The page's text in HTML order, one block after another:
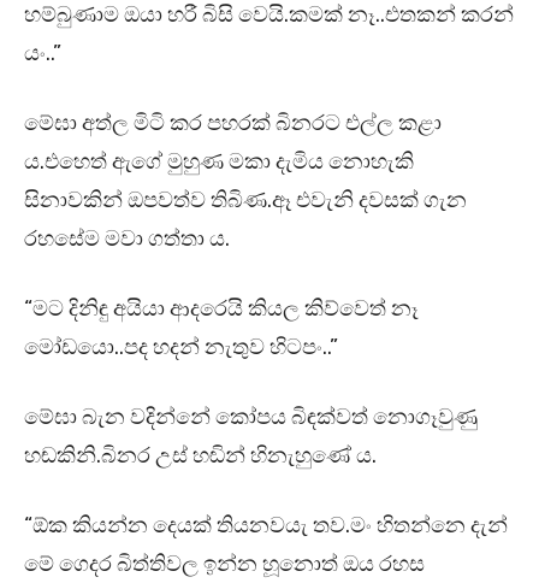
හම්බුණාම ඔයා හරී බිසි වෙයි.කමක් නෑ..එතකන් කරන්‍
යං..”
මේඝා අත්ල මිටි කර පහරක් බිනරට එල්ල කළා
ය.එහෙත් ඇගේ මුහුණ මකා දැමිය නොහැකි
සිනාවකින් ඔපවත්ව තිබිණ.ඈ එවැනි දවසක් ගැන
රහසේම මවා ගත්තා ය.
“මට දිනිඳු අයියා ආදරෙයි කියල කිව්වෙත් නෑ
මෝඩයො..පද හදන් නැතුව හිටපං..”
මේඝා බැන වදින්නේ කෝපය බිඳක්වත් නොගෑවුණු
හඬකිනි.බිනර උස් හඬින් හිනැහුණේ ය.
“ඕක කියන්න දෙයක් තියනවයැ තව.මං හිතන්නෙ දැන්
මේ ගෙදර බිත්තිවල ඉන්න හූනොත් ඔය රහස